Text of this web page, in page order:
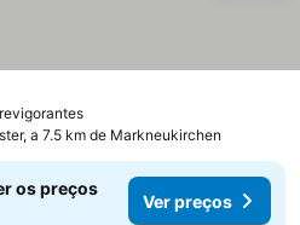
a 7.5 km de Markneukirchen
os preços
Ver preços